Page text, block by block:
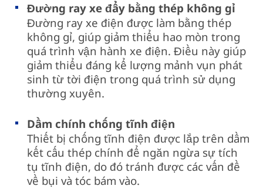
Đường ray xe đẩy bằng thép không gỉ
Đường ray xe điện được làm bằng thép
không gỉ, giúp giảm thiểu hao mòn trong
quá trình vận hành xe điện. Điều này giúp
giảm thiểu đáng kể lượng mảnh vụn phát
sinh từ tời điện trong quá trình sử dụng
thường xuyên.
Dầm chính chống tĩnh điện
Thiết bị chống tĩnh điện được lắp trên dầm
kết cấu thép chính để ngăn ngừa sự tích
tụ tĩnh điện, do đó tránh được các vấn đề
về bụi và tóc bám vào.